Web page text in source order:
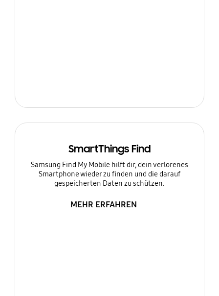
SmartThings Find
Samsung Find My Mobile hilft dir, dein verlorenes
Smartphone wieder zu finden und die darauf
gespeicherten Daten zu schützen.
MEHR ERFAHREN